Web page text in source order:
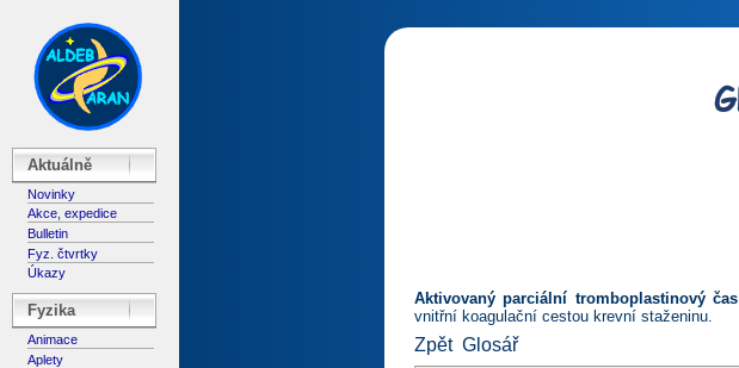
Aktuálně
Novinky
Akce, expedice
Bulletin
Fyz. čtvrtky
Úkazy
Fyzika
Animace
Aplety
Aktivovaný parciální tromboplastinový čas
vnitřní koagulační cestou krevní staženinu.
Zpět Glosář